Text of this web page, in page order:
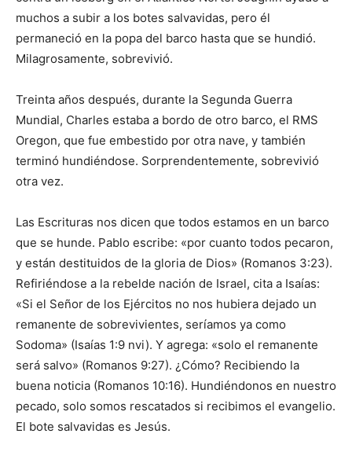
muchos a subir a los botes salvavidas, pero él
permaneció en la popa del barco hasta que se hundió.
Milagrosamente, sobrevivió.
Treinta años después, durante la Segunda Guerra
Mundial, Charles estaba a bordo de otro barco, el RMS
Oregon, que fue embestido por otra nave, y también
terminó hundiéndose. Sorprendentemente, sobrevivió
otra vez.
Las Escrituras nos dicen que todos estamos en un barco
que se hunde. Pablo escribe: «por cuanto todos pecaron,
y están destituidos de la gloria de Dios» (Romanos 3:23).
Refiriéndose a la rebelde nación de Israel, cita a Isaías:
«Si el Señor de los Ejércitos no nos hubiera dejado un
remanente de sobrevivientes, seríamos ya como
Sodoma» (Isaías 1:9 nvi). Y agrega: «solo el remanente
será salvo» (Romanos 9:27). ¿Cómo? Recibiendo la
buena noticia (Romanos 10:16). Hundiéndonos en nuestro
pecado, solo somos rescatados si recibimos el evangelio.
El bote salvavidas es Jesús.